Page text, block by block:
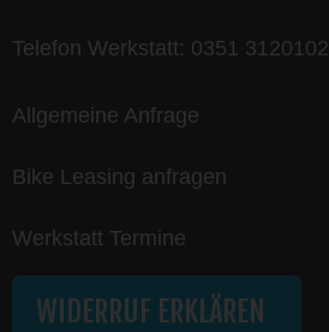
Telefon Werkstatt: 0351 3120102
Allgemeine Anfrage
Bike Leasing anfragen
Werkstatt Termine
WIDERRUF ERKLÄREN